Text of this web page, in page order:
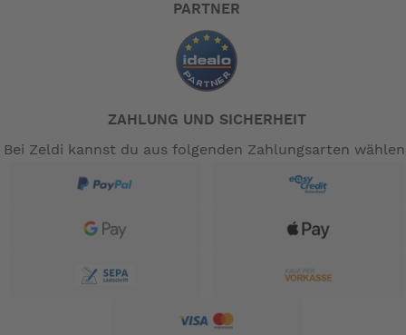
PARTNER
ZAHLUNG UND SICHERHEIT
Bei Zeldi kannst du aus folgenden Zahlungsarten